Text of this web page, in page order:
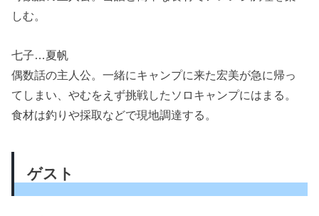
しむ。
七子…夏帆
偶数話の主人公。一緒にキャンプに来た宏美が急に帰っ
てしまい、やむをえず挑戦したソロキャンプにはまる。
食材は釣りや採取などで現地調達する。
ゲスト